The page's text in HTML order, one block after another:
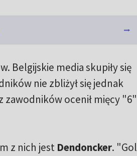
Belgijskie media skupiły się
nie zbliżył się jednak
ocenił mięcy "6"
z nich jest Dendoncker. "Gol